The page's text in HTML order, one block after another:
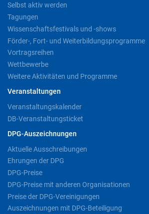
Selbst aktiv werden
Tagungen
Wissenschaftsfestivals und -shows
Förder-, Fort- und Weiterbildungsprogramme
Vortragsreihen
Wettbewerbe
Weitere Aktivitäten und Programme
Veranstaltungen
Veranstaltungskalender
DB-Veranstaltungsticket
DPG-Auszeichnungen
Aktuelle Ausschreibungen
Ehrungen der DPG
DPG-Preise
DPG-Preise mit anderen Organisationen
Preise der DPG-Vereinigungen
Auszeichnungen mit DPG-Beteiligung